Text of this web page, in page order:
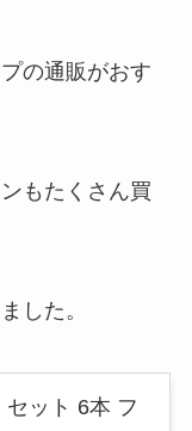
の通販がおす
もたくさん買
した。
セット 6本 フ